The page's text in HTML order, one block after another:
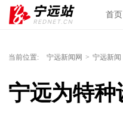
首页
当前位置: 宁远新闻网 > 宁远新闻
宁远为特种